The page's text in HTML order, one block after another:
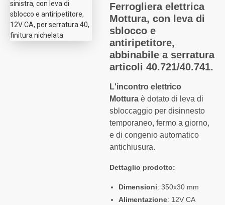
Ferrogliera elettrica
Mottura, con leva di
sblocco e
antiripetitore,
abbinabile a serratura
articoli 40.721/40.741.
L'incontro elettrico
Motturaè dotato di leva di
sbloccaggio per disinnesto
temporaneo, fermo a giorno,
e di congenio automatico
antichiusura.
Dettaglio prodotto:
Dimensioni: 350x30 mm
Alimentazione: 12V CA